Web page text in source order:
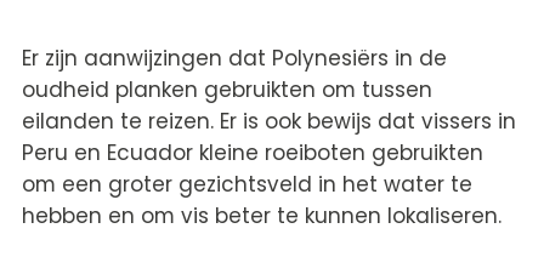
Er zijn aanwijzingen dat Polynesiërs in de
oudheid planken gebruikten om tussen
eilanden te reizen. Er is ook bewijs dat vissers in
Peru en Ecuador kleine roeiboten gebruikten
om een groter gezichtsveld in het water te
hebben en om vis beter te kunnen lokaliseren.